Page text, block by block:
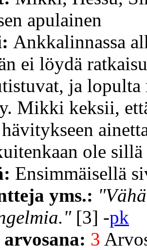
apulainen
Ankkalinnassa
ei löydä
ja
Mikki keksii,
ole
Ensimmäisellä
yms.:
[3] -pk
3